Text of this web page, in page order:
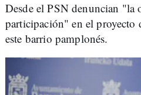
Desde el PSN denuncian "la
participación" en el proyecto
este barrio pamplonés.